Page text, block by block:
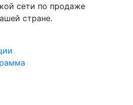
сети по продаже
стране.